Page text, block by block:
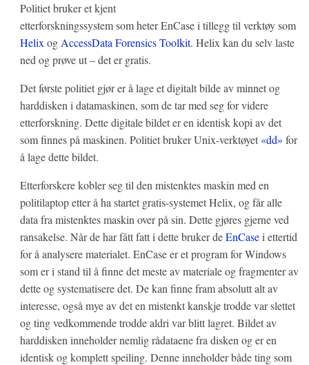
Politiet bruker et kjent
etterforskningssystem som heter EnCase i tillegg til verktøy som
Helix og AccessData Forensics Toolkit. Helix kan du selv laste
ned og prøve ut – det er gratis.
Det første politiet gjør er å lage et digitalt bilde av minnet og
harddisken i datamaskinen, som de tar med seg for videre
etterforskning. Dette digitale bildet er en identisk kopi av det
som finnes på maskinen. Politiet bruker Unix-verktøyet «dd» for
å lage dette bildet.
Etterforskere kobler seg til den mistenktes maskin med en
politilaptop etter å ha startet gratis-systemet Helix, og får alle
data fra mistenktes maskin over på sin. Dette gjøres gjerne ved
ransakelse. Når de har fått fatt i dette bruker deEnCasei ettertid
for å analysere materialet. EnCase er et program for Windows
som er i stand til å finne det meste av materiale og fragmenter av
dette og systematisere det. De kan finne fram absolutt alt av
interesse, også mye av det en mistenkt kanskje trodde var slettet
og ting vedkommende trodde aldri var blitt lagret. Bildet av
harddisken inneholder nemlig rådataene fra disken og er en
identisk og komplett speiling. Denne inneholder både ting som